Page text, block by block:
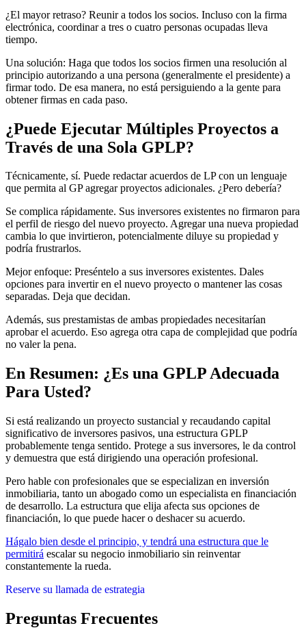
¿El mayor retraso? Reunir a todos los socios. Incluso con la firma
electrónica, coordinar a tres o cuatro personas ocupadas lleva
tiempo.
Una solución: Haga que todos los socios firmen una resolución al
principio autorizando a una persona (generalmente el presidente) a
firmar todo. De esa manera, no está persiguiendo a la gente para
obtener firmas en cada paso.
¿Puede Ejecutar Múltiples Proyectos a
Través de una Sola GPLP?
Técnicamente, sí. Puede redactar acuerdos de LP con un lenguaje
que permita al GP agregar proyectos adicionales. ¿Pero debería?
Se complica rápidamente. Sus inversores existentes no firmaron para
el perfil de riesgo del nuevo proyecto. Agregar una nueva propiedad
cambia lo que invirtieron, potencialmente diluye su propiedad y
podría frustrarlos.
Mejor enfoque: Preséntelo a sus inversores existentes. Dales
opciones para invertir en el nuevo proyecto o mantener las cosas
separadas. Deja que decidan.
Además, sus prestamistas de ambas propiedades necesitarían
aprobar el acuerdo. Eso agrega otra capa de complejidad que podría
no valer la pena.
En Resumen: ¿Es una GPLP Adecuada
Para Usted?
Si está realizando un proyecto sustancial y recaudando capital
significativo de inversores pasivos, una estructura GPLP
probablemente tenga sentido. Protege a sus inversores, le da control
y demuestra que está dirigiendo una operación profesional.
Pero hable con profesionales que se especializan en inversión
inmobiliaria, tanto un abogado como un especialista en financiación
de desarrollo. La estructura que elija afecta sus opciones de
financiación, lo que puede hacer o deshacer su acuerdo.
Hágalo bien desde el principio, y tendrá una estructura que le
permitirá escalar su negocio inmobiliario sin reinventar
constantemente la rueda.
Reserve su llamada de estrategia
Preguntas Frecuentes